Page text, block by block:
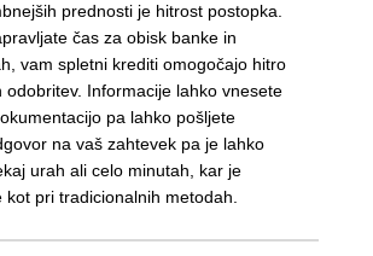
prednosti je hitrost postopka.
čas za obisk banke in
vam spletni krediti omogočajo hitro
odobritev. Informacije lahko vnesete
pa lahko pošljete
na vaš zahtevek pa je lahko
urah ali celo minutah, kar je
kot pri tradicionalnih metodah.